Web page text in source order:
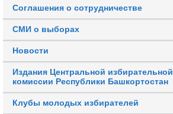
Соглашения о сотрудничестве
СМИ о выборах
Новости
Издания Центральной избирательной
комиссии Республики Башкортостан
Клубы молодых избирателей